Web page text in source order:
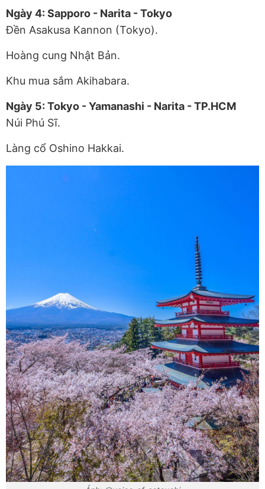
Ngày 4: Sapporo - Narita - Tokyo
Đền Asakusa Kannon (Tokyo).
Hoàng cung Nhật Bản.
Khu mua sắm Akihabara.
Ngày 5: Tokyo - Yamanashi - Narita - TP.HCM
Núi Phú Sĩ.
Làng cổ Oshino Hakkai.